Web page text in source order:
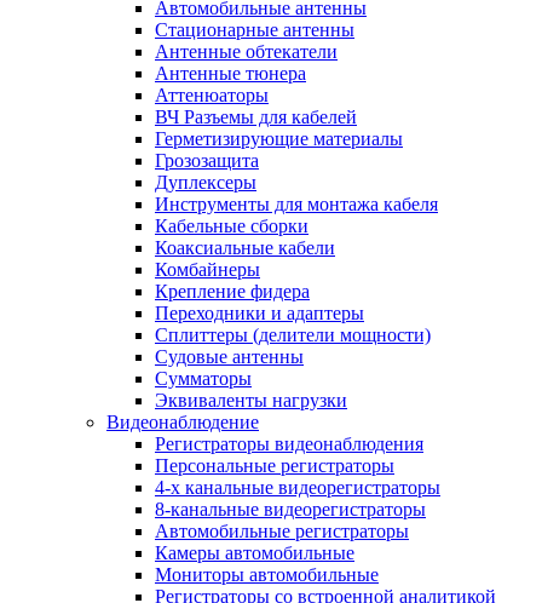
Автомобильные антенны
Стационарные антенны
Антенные обтекатели
Антенные тюнера
Аттенюаторы
ВЧ Разъемы для кабелей
Герметизирующие материалы
Грозозащита
Дуплексеры
Инструменты для монтажа кабеля
Кабельные сборки
Коаксиальные кабели
Комбайнеры
Крепление фидера
Переходники и адаптеры
Сплиттеры (делители мощности)
Судовые антенны
Сумматоры
Эквиваленты нагрузки
Видеонаблюдение
Регистраторы видеонаблюдения
Персональные регистраторы
4-х канальные видеорегистраторы
8-канальные видеорегистраторы
Автомобильные регистраторы
Камеры автомобильные
Мониторы автомобильные
Регистраторы со встроенной аналитикой